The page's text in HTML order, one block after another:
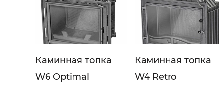
Каминная топка
W6 Optimal
Каминная топка
W4 Retro